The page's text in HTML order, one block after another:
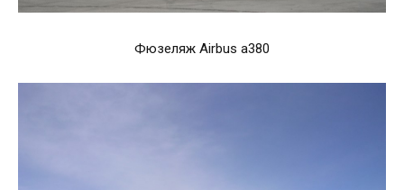
Фюзеляж Airbus a380